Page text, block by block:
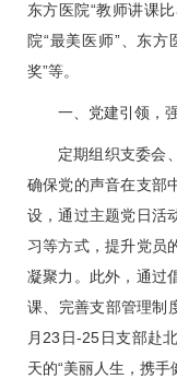
东方医院“教师讲课
院“最美医师”、东
奖”等。
一、党建引领，
定期组织支委会
确保党的声音在支部
设，通过主题党日活
习等方式，提升党员
凝聚力。此外，通过
课、完善支部管理制
月23日-25日支部赴
天的“美丽人生，携